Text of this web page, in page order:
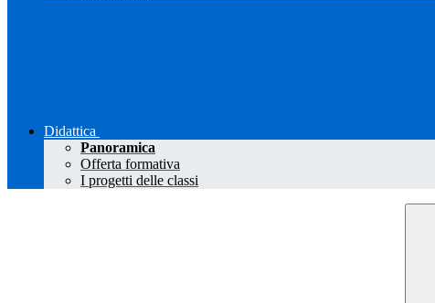
Didattica
Panoramica
Offerta formativa
I progetti delle classi